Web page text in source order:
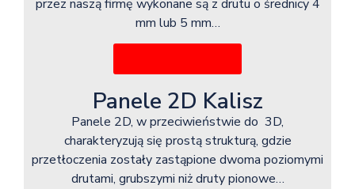
przez naszą firmę wykonane są z drutu o średnicy 4
mm lub 5 mm…
Panele 2D Kalisz
Panele 2D, w przeciwieństwie do 3D,
charakteryzują się prostą strukturą, gdzie
przetłoczenia zostały zastąpione dwoma poziomymi
drutami, grubszymi niż druty pionowe…